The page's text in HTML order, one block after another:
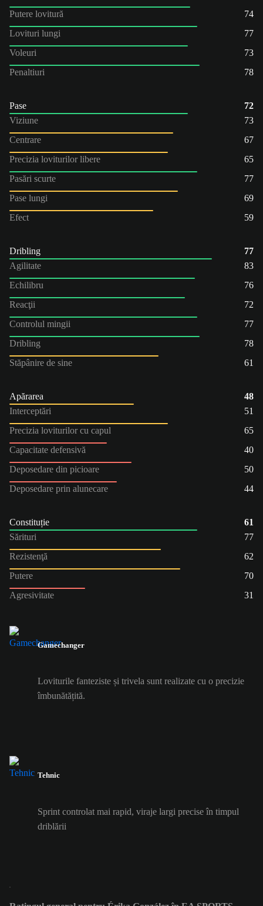
Putere lovitură
74
Lovituri lungi
77
Voleuri
73
Penaltiuri
78
Pase
72
Viziune
73
Centrare
67
Precizia loviturilor libere
65
Pasări scurte
77
Pase lungi
69
Efect
59
Dribling
77
Agilitate
83
Echilibru
76
Reacţii
72
Controlul mingii
77
Dribling
78
Stăpânire de sine
61
Apărarea
48
Interceptări
51
Precizia loviturilor cu capul
65
Capacitate defensivă
40
Deposedare din picioare
50
Deposedare prin alunecare
44
Constituție
61
Sărituri
77
Rezistenţă
62
Putere
70
Agresivitate
31
Gamechanger
Loviturile fanteziste și trivela sunt realizate cu o precizie
îmbunătățită.
Tehnic
Sprint controlat mai rapid, viraje largi precise în timpul
driblării